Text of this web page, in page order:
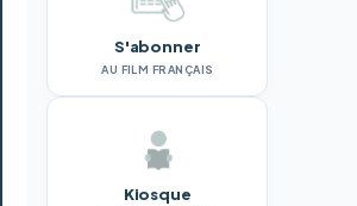
S'abonner
AU FILM FRANÇAIS
Kiosque